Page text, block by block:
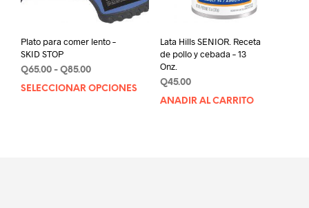
Plato para comer lento –
SKID STOP
Q65.00 - Q85.00Rango
de
SELECCIONAR OPCIONES
Este
producto
Lata Hills SENIOR. Receta
de pollo y cebada – 13
Onz.
Q45.00
AÑADIR AL CARRITO